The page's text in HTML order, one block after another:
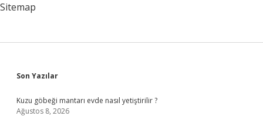
Sitemap
Sidebar
Son Yazılar
Kuzu göbeği mantarı evde nasıl yetiştirilir ?
Ağustos 8, 2026